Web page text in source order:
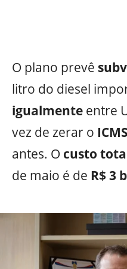
O plano prevê
litro do diesel
igualmente entre
vez de zerar o ICMS
antes. O custo
de maio é de R$ 3